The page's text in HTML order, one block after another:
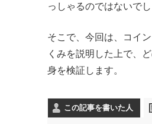
っしゃるのではないでし
そこで、今回は、コイ
くみを説明した上で、
身を検証します。
この記事を書いた人